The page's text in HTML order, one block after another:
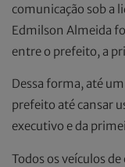
comunicação sob a
Edmilson Almeida
entre o prefeito, a
Dessa forma, até
prefeito até cansar
executivo e da
Todos os veículos